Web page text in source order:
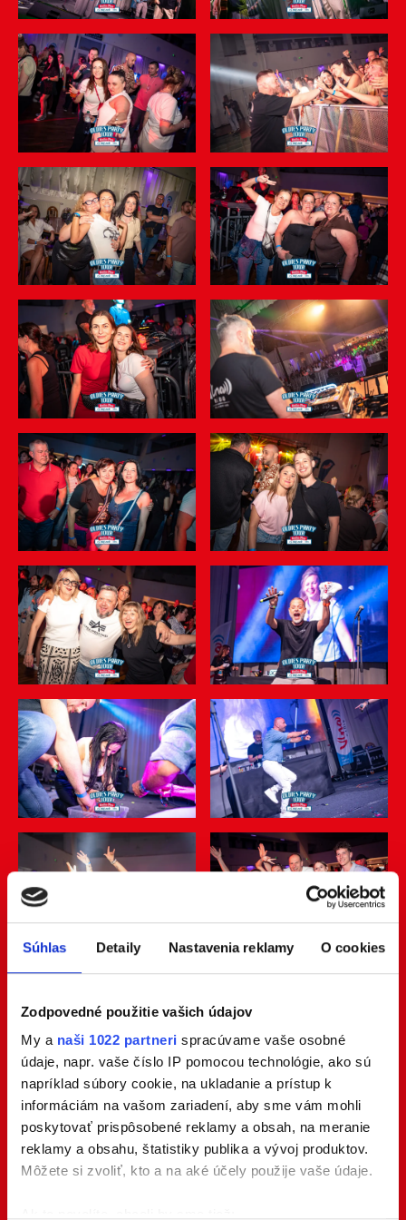
Súhlas Detaily Nastavenia reklamy O cookies
Zodpovedné použitie vašich údajov
My a naši 1022 partneri spracúvame vaše osobné
údaje, napr. vaše číslo IP pomocou technológie, ako sú
napríklad súbory cookie, na ukladanie a prístup k
informáciám na vašom zariadení, aby sme vám mohli
poskytovať prispôsobené reklamy a obsah, na meranie
reklamy a obsahu, štatistiky publika a vývoj produktov.
Môžete si zvoliť, kto a na aké účely použije vaše údaje.